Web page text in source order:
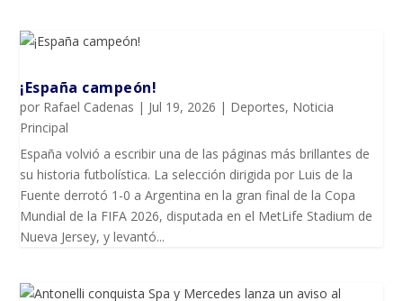
¡España campeón!
por Rafael Cadenas | Jul 19, 2026 | Deportes, Noticia
Principal
España volvió a escribir una de las páginas más brillantes de
su historia futbolística. La selección dirigida por Luis de la
Fuente derrotó 1-0 a Argentina en la gran final de la Copa
Mundial de la FIFA 2026, disputada en el MetLife Stadium de
Nueva Jersey, y levantó...